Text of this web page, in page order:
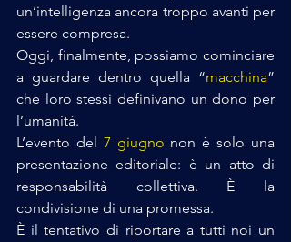
un’intelligenza ancora troppo avanti per
essere compresa.
Oggi, finalmente, possiamo cominciare
a guardare dentro quella “macchina”
che loro stessi definivano un dono per
l’umanità.
L’evento del 7 giugno non è solo una
presentazione editoriale: è un atto di
responsabilità collettiva. È la
condivisione di una promessa.
È il tentativo di riportare a tutti noi un